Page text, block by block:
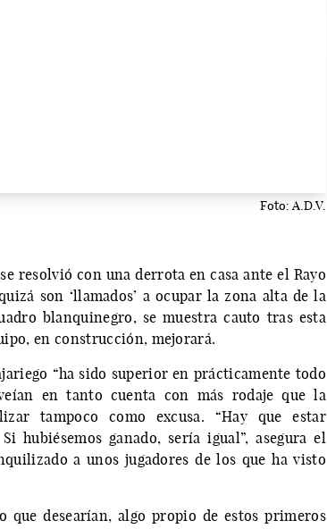
Foto: A.D.V.
resolvió con una derrota en casa ante el Rayo
son ‘llamados’ a ocupar la zona alta de la
blanquinegro, se muestra cauto tras esta
en construcción, mejorará.
“ha sido superior en prácticamente todo
en tanto cuenta con más rodaje que la
tampoco como excusa. “Hay que estar
hubiésemos ganado, sería igual”, asegura el
a unos jugadores de los que ha visto
desearían, algo propio de estos primeros